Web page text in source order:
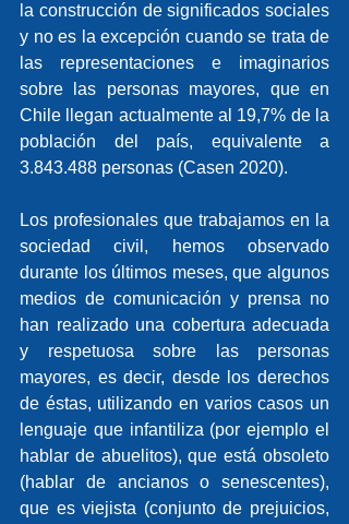
la construcción de significados sociales
y no es la excepción cuando se trata de
las representaciones e imaginarios
sobre las personas mayores, que en
Chile llegan actualmente al 19,7% de la
población del país, equivalente a
3.843.488 personas (Casen 2020).
Los profesionales que trabajamos en la
sociedad civil, hemos observado
durante los últimos meses, que algunos
medios de comunicación y prensa no
han realizado una cobertura adecuada
y respetuosa sobre las personas
mayores, es decir, desde los derechos
de éstas, utilizando en varios casos un
lenguaje que infantiliza (por ejemplo el
hablar de abuelitos), que está obsoleto
(hablar de ancianos o senescentes),
que es viejista (conjunto de prejuicios,